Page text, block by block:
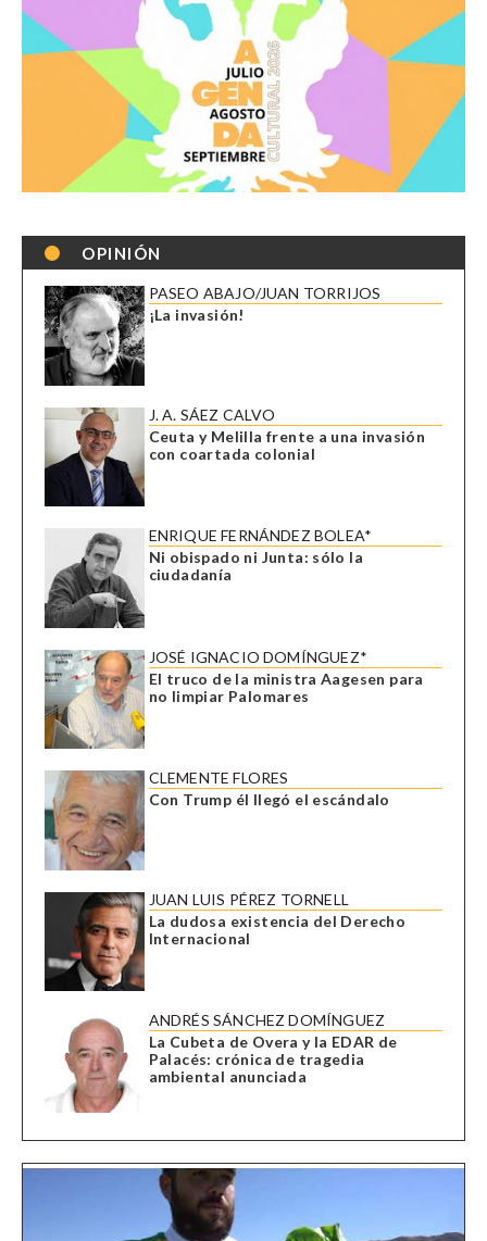
OPINIÓN
PASEO ABAJO/JUAN TORRIJOS
¡La invasión!
J. A. SÁEZ CALVO
Ceuta y Melilla frente a una invasión
con coartada colonial
ENRIQUE FERNÁNDEZ BOLEA*
Ni obispado ni Junta: sólo la
ciudadanía
JOSÉ IGNACIO DOMÍNGUEZ*
El truco de la ministra Aagesen para
no limpiar Palomares
CLEMENTE FLORES
Con Trump él llegó el escándalo
JUAN LUIS PÉREZ TORNELL
La dudosa existencia del Derecho
Internacional
ANDRÉS SÁNCHEZ DOMÍNGUEZ
La Cubeta de Overa y la EDAR de
Palacés: crónica de tragedia
ambiental anunciada